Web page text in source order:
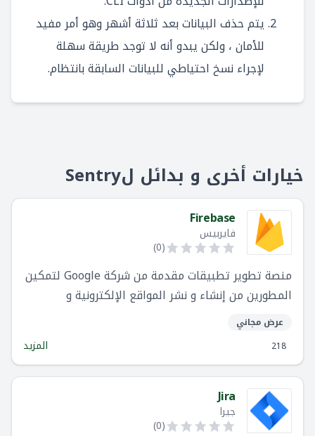
يتم حذف البيانات بعد ثلاثة أشهر وهو أمر مفيد
للأمان ، ولكن يبدو أنه لا توجد طريقة سهلة
لإجراء نسخ احتياطي للبيانات السابقة بانتظام.
خيارات أخرى و بدائل لSentry
Firebase
فايربيس
(
0
)
منصة تطوير تطبيقات مقدمة من شركة Google لتمكين
المطورين من إنشاء و نشر المواقع الإلكترونية و
تطبيقات الهواتف بسرعة و جودة عالية
عرض مجاني
218
المزيد
Jira
جيرا
(
0
)